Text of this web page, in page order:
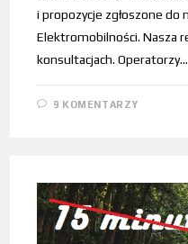
i propozycje zgłoszone do
Elektromobilności. Nasza
konsultacjach. Operatorzy…
9 KOMENTARZY